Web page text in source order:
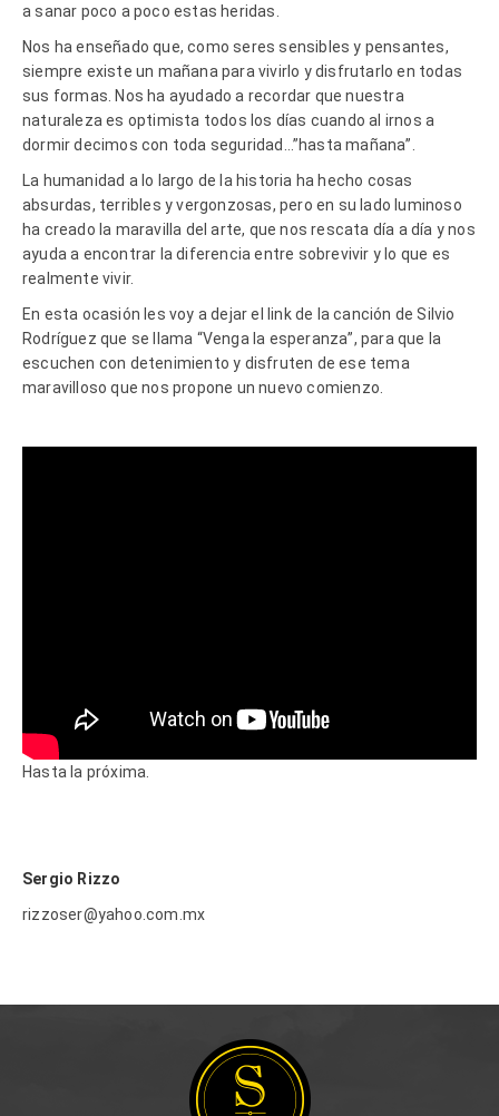
a sanar poco a poco estas heridas.
Nos ha enseñado que, como seres sensibles y pensantes,
siempre existe un mañana para vivirlo y disfrutarlo en todas
sus formas. Nos ha ayudado a recordar que nuestra
naturaleza es optimista todos los días cuando al irnos a
dormir decimos con toda seguridad…”hasta mañana”.
La humanidad a lo largo de la historia ha hecho cosas
absurdas, terribles y vergonzosas, pero en su lado luminoso
ha creado la maravilla del arte, que nos rescata día a día y nos
ayuda a encontrar la diferencia entre sobrevivir y lo que es
realmente vivir.
En esta ocasión les voy a dejar el link de la canción de Silvio
Rodríguez que se llama “Venga la esperanza”, para que la
escuchen con detenimiento y disfruten de ese tema
maravilloso que nos propone un nuevo comienzo.
Hasta la próxima.
Sergio Rizzo
rizzoser@yahoo.com.mx